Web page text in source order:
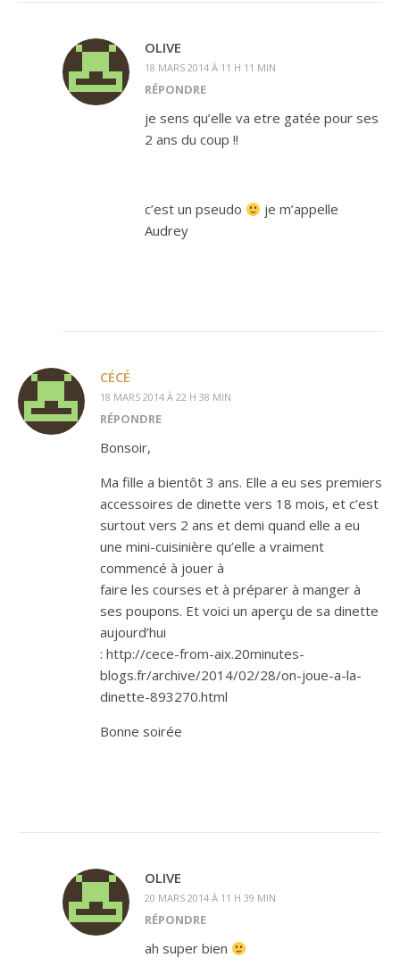
OLIVE
18 MARS 2014 À 11 H 11 MIN
RÉPONDRE
je sens qu’elle va etre gatée pour ses
2 ans du coup !!
c’est un pseudo
je m’appelle
Audrey
CÉCÉ
18 MARS 2014 À 22 H 38 MIN
RÉPONDRE
Bonsoir,
Ma fille a bientôt 3 ans. Elle a eu ses premiers
accessoires de dinette vers 18 mois, et c’est
surtout vers 2 ans et demi quand elle a eu
une mini-cuisinière qu’elle a vraiment
commencé à jouer à
faire les courses et à préparer à manger à
ses poupons. Et voici un aperçu de sa dinette
aujourd’hui
: http://cece-from-aix.20minutes-
blogs.fr/archive/2014/02/28/on-joue-a-la-
dinette-893270.html
Bonne soirée
OLIVE
20 MARS 2014 À 11 H 39 MIN
RÉPONDRE
ah super bien